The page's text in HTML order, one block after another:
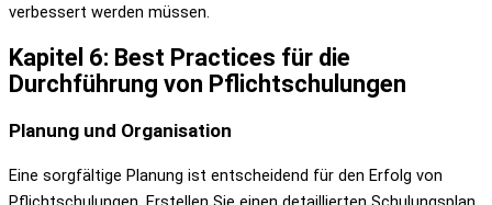
verbessert werden müssen.
Kapitel 6: Best Practices für die
Durchführung von Pflichtschulungen
Planung und Organisation
Eine sorgfältige Planung ist entscheidend für den Erfolg von